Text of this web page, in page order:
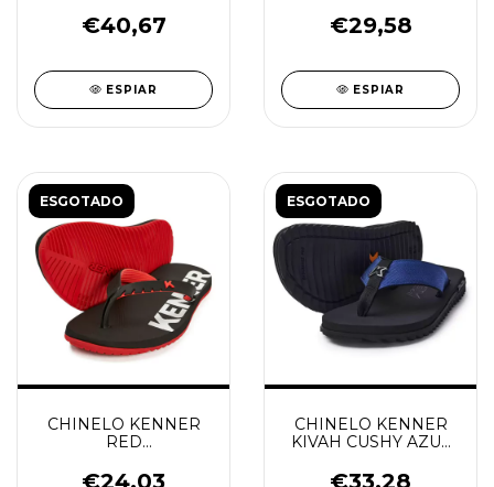
PRETO/BAUNILHA
€40,67
ESPIAR
€29,58
ESPIAR
ESGOTADO
CHINELO KENNER
RED
€24,03
ESGOTADO
CHINELO KENNER
KIVAH CUSHY AZUL
€33,28